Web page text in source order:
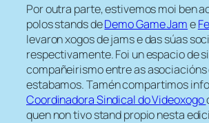
Por outra parte, estivemos moi ben
polos stands deDemo Game Jame
levaron xogos de jams e das súas
respectivamente. Foi un espacio de
compañeirismo entre as asociacións
estabamos. Tamén compartimos
Coordinadora Sindical do Videoxogo
quen non tivo stand propio nesta